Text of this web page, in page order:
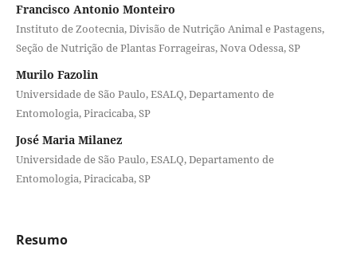
Francisco Antonio Monteiro
Instituto de Zootecnia, Divisão de Nutrição Animal e Pastagens,
Seção de Nutrição de Plantas Forrageiras, Nova Odessa, SP
Murilo Fazolin
Universidade de São Paulo, ESALQ, Departamento de
Entomologia, Piracicaba, SP
José Maria Milanez
Universidade de São Paulo, ESALQ, Departamento de
Entomologia, Piracicaba, SP
Resumo